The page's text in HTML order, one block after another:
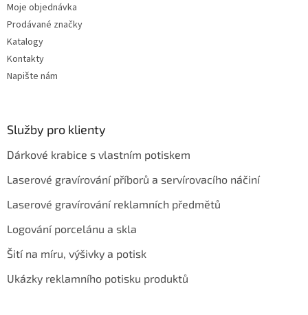
Moje objednávka
Prodávané značky
Katalogy
Kontakty
Napište nám
Služby pro klienty
Dárkové krabice s vlastním potiskem
Laserové gravírování příborů a servírovacího náčiní
Laserové gravírování reklamních předmětů
Logování porcelánu a skla
Šití na míru, výšivky a potisk
Ukázky reklamního potisku produktů